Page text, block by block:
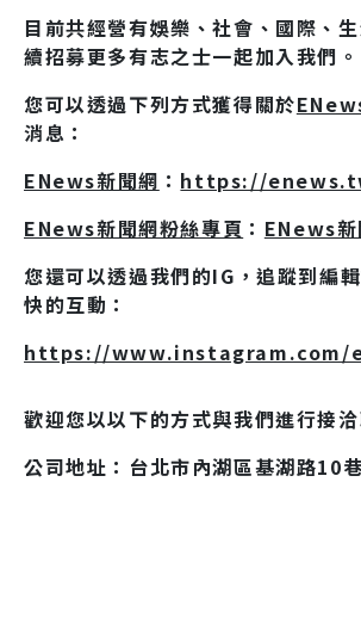
目前共經營有娛樂、社會、國際、
續招募更多有志之士一起加入我們。
您可以透過下列方式獲得關於
消息：
ENews新聞網 ： https://
ENews新聞網粉絲專頁 ： ENews新
您還可以透過我們的IG，追蹤到編
快的互動：
https://www.instagram.com/
歡迎您以以下的方式與我們進行接洽
公司地址：台北市內湖區基湖路10